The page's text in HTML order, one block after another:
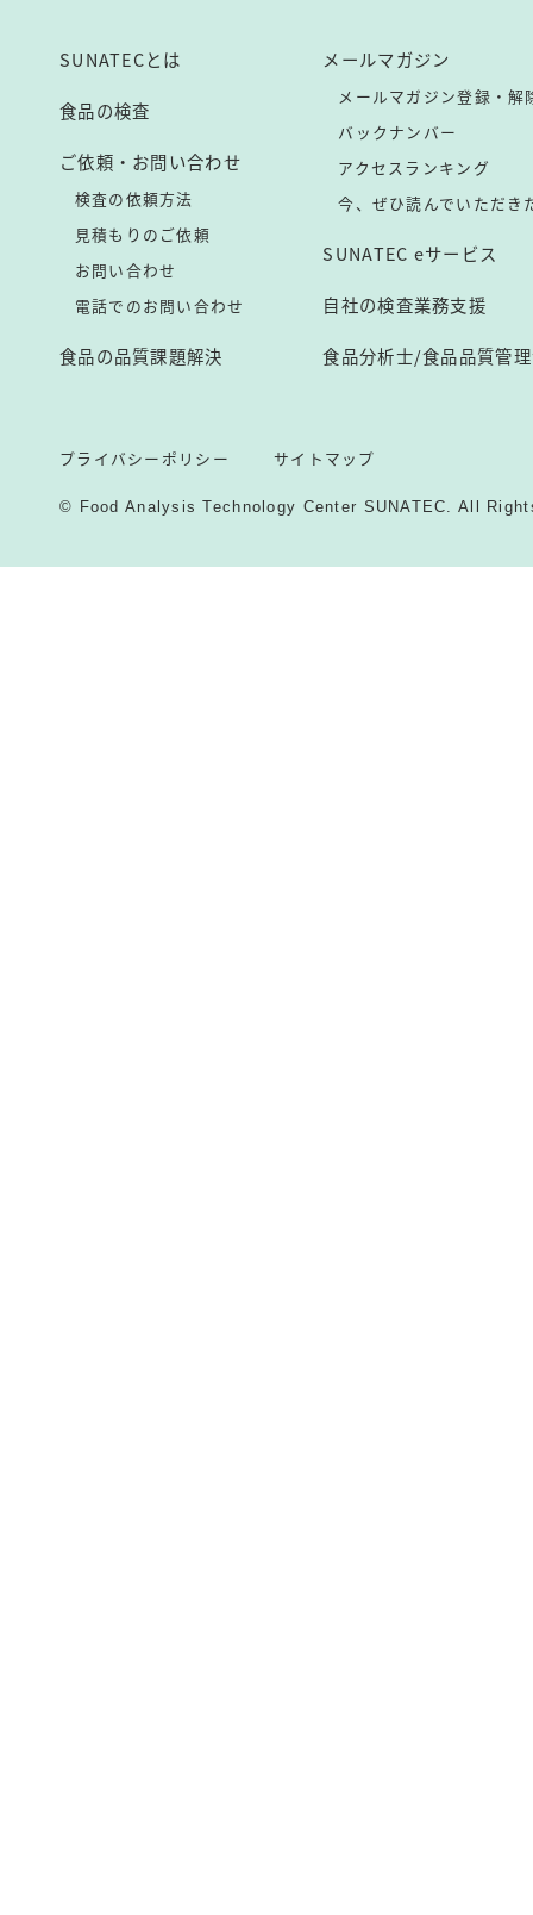
SUNATECとは
食品の検査
ご依頼・お問い合わせ
検査の依頼方法
見積もりのご依頼
お問い合わせ
電話でのお問い合わせ
食品の品質課題解決
メールマガジン
メールマガジン登録・解
バックナンバー
アクセスランキング
今、ぜひ読んでいただき
SUNATEC eサービス
自社の検査業務支援
食品分析士/食品品質管
プライバシーポリシー サイトマップ
© Food Analysis Technology Center SUNATEC. All